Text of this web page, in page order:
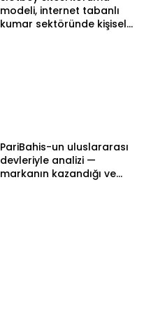
modeli, internet tabanlı
kumar sektöründe kişisel
PariBahis-un uluslararası
devleriyle analizi —
markanın kazandığı ve